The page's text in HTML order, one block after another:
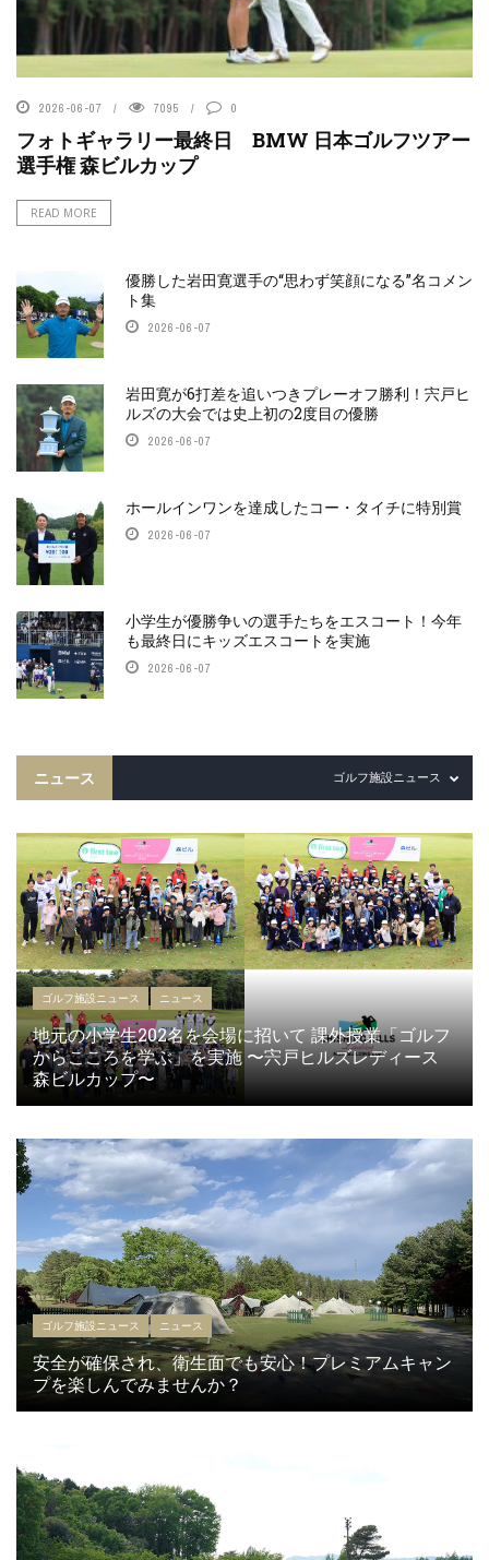
2026-06-07 7095 0
フォトギャラリー最終日 BMW 日本ゴルフツアー
選手権 森ビルカップ
READ MORE
優勝した岩田寛選手の“思わず笑顔になる”名コメン
ト集
2026-06-07
岩田寛が6打差を追いつきプレーオフ勝利！宍戸ヒ
ルズの大会では史上初の2度目の優勝
2026-06-07
ホールインワンを達成したコー・タイチに特別賞
2026-06-07
小学生が優勝争いの選手たちをエスコート！今年
も最終日にキッズエスコートを実施
2026-06-07
ニュース ゴルフ施設ニュース
ゴルフ施設ニュース ニュース
地元の小学生202名を会場に招いて 課外授業「ゴルフ
からこころを学ぶ」を実施 〜宍戸ヒルズレディース
森ビルカップ〜
ゴルフ施設ニュース ニュース
安全が確保され、衛生面でも安心！プレミアムキャン
プを楽しんでみませんか？